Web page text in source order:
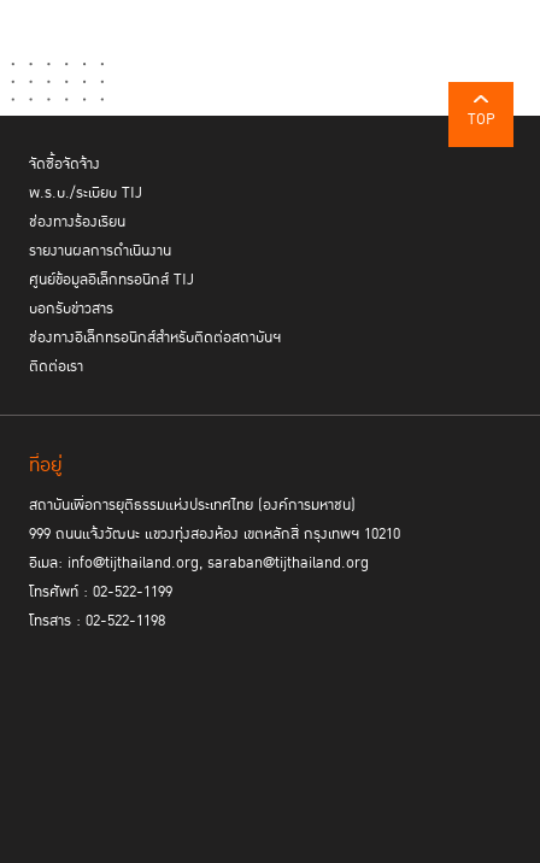
TOP
จัดซื้อจัดจ้าง
พ.ร.บ./ระเบียบ TIJ
ช่องทางร้องเรียน
รายงานผลการดำเนินงาน
ศูนย์ข้อมูลอิเล็กทรอนิกส์ TIJ
บอกรับข่าวสาร
ช่องทางอิเล็กทรอนิกส์สำหรับติดต่อสถาบันฯ
ติดต่อเรา
ที่อยู่
สถาบันเพื่อการยุติธรรมแห่งประเทศไทย (องค์การมหาชน)
999 ถนนแจ้งวัฒนะ แขวงทุ่งสองห้อง เขตหลักสี่ กรุงเทพฯ 10210
อีเมล: info@tijthailand.org, saraban@tijthailand.org
โทรศัพท์ : 02-522-1199
โทรสาร : 02-522-1198